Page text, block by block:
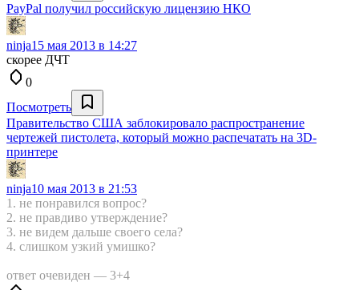
PayPal получил российскую лицензию НКО
ninja15 мая 2013 в 14:27
скорее ДЧТ
0
Посмотреть
Правительство США заблокировало распространение
чертежей пистолета, который можно распечатать на 3D-
принтере
ninja10 мая 2013 в 21:53
1. не понравился вопрос?
2. не правдиво утверждение?
3. не видем дальше своего села?
4. слишком узкий умишко?
ответ очевиден — 3+4